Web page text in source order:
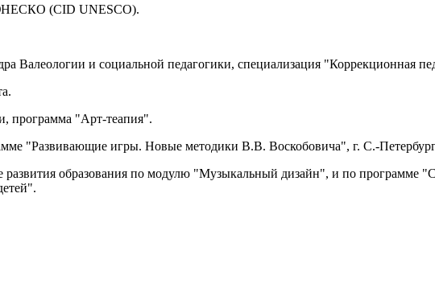
ЮНЕСКО (CID UNESCO).
Валеологии и социальной педагогики, специализация "Коррекционная
программа "Арт-теапия".
"Развивающие игры. Новые методики В.В. Воскобовича", г. С.-
образования по модулю "Музыкальный дизайн", и по программе